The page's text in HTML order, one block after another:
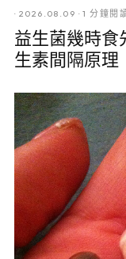
· 2026.08.09 ·1 分鐘閱
益生菌幾時食
生素間隔原理